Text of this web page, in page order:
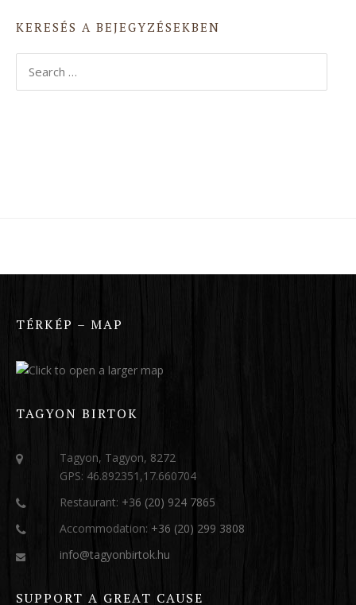
KERESÉS A BEJEGYZÉSEKBEN
TÉRKÉP – MAP
TAGYON BIRTOK
Tagyon, Tagyon, 8272
GPS: 46.892351,17.660704
Restaurant: +36 (20) 924 7865
Accommodation: +36 (20) 299 3808
info@tagyonbirtok.hu
SUPPORT A GREAT CAUSE